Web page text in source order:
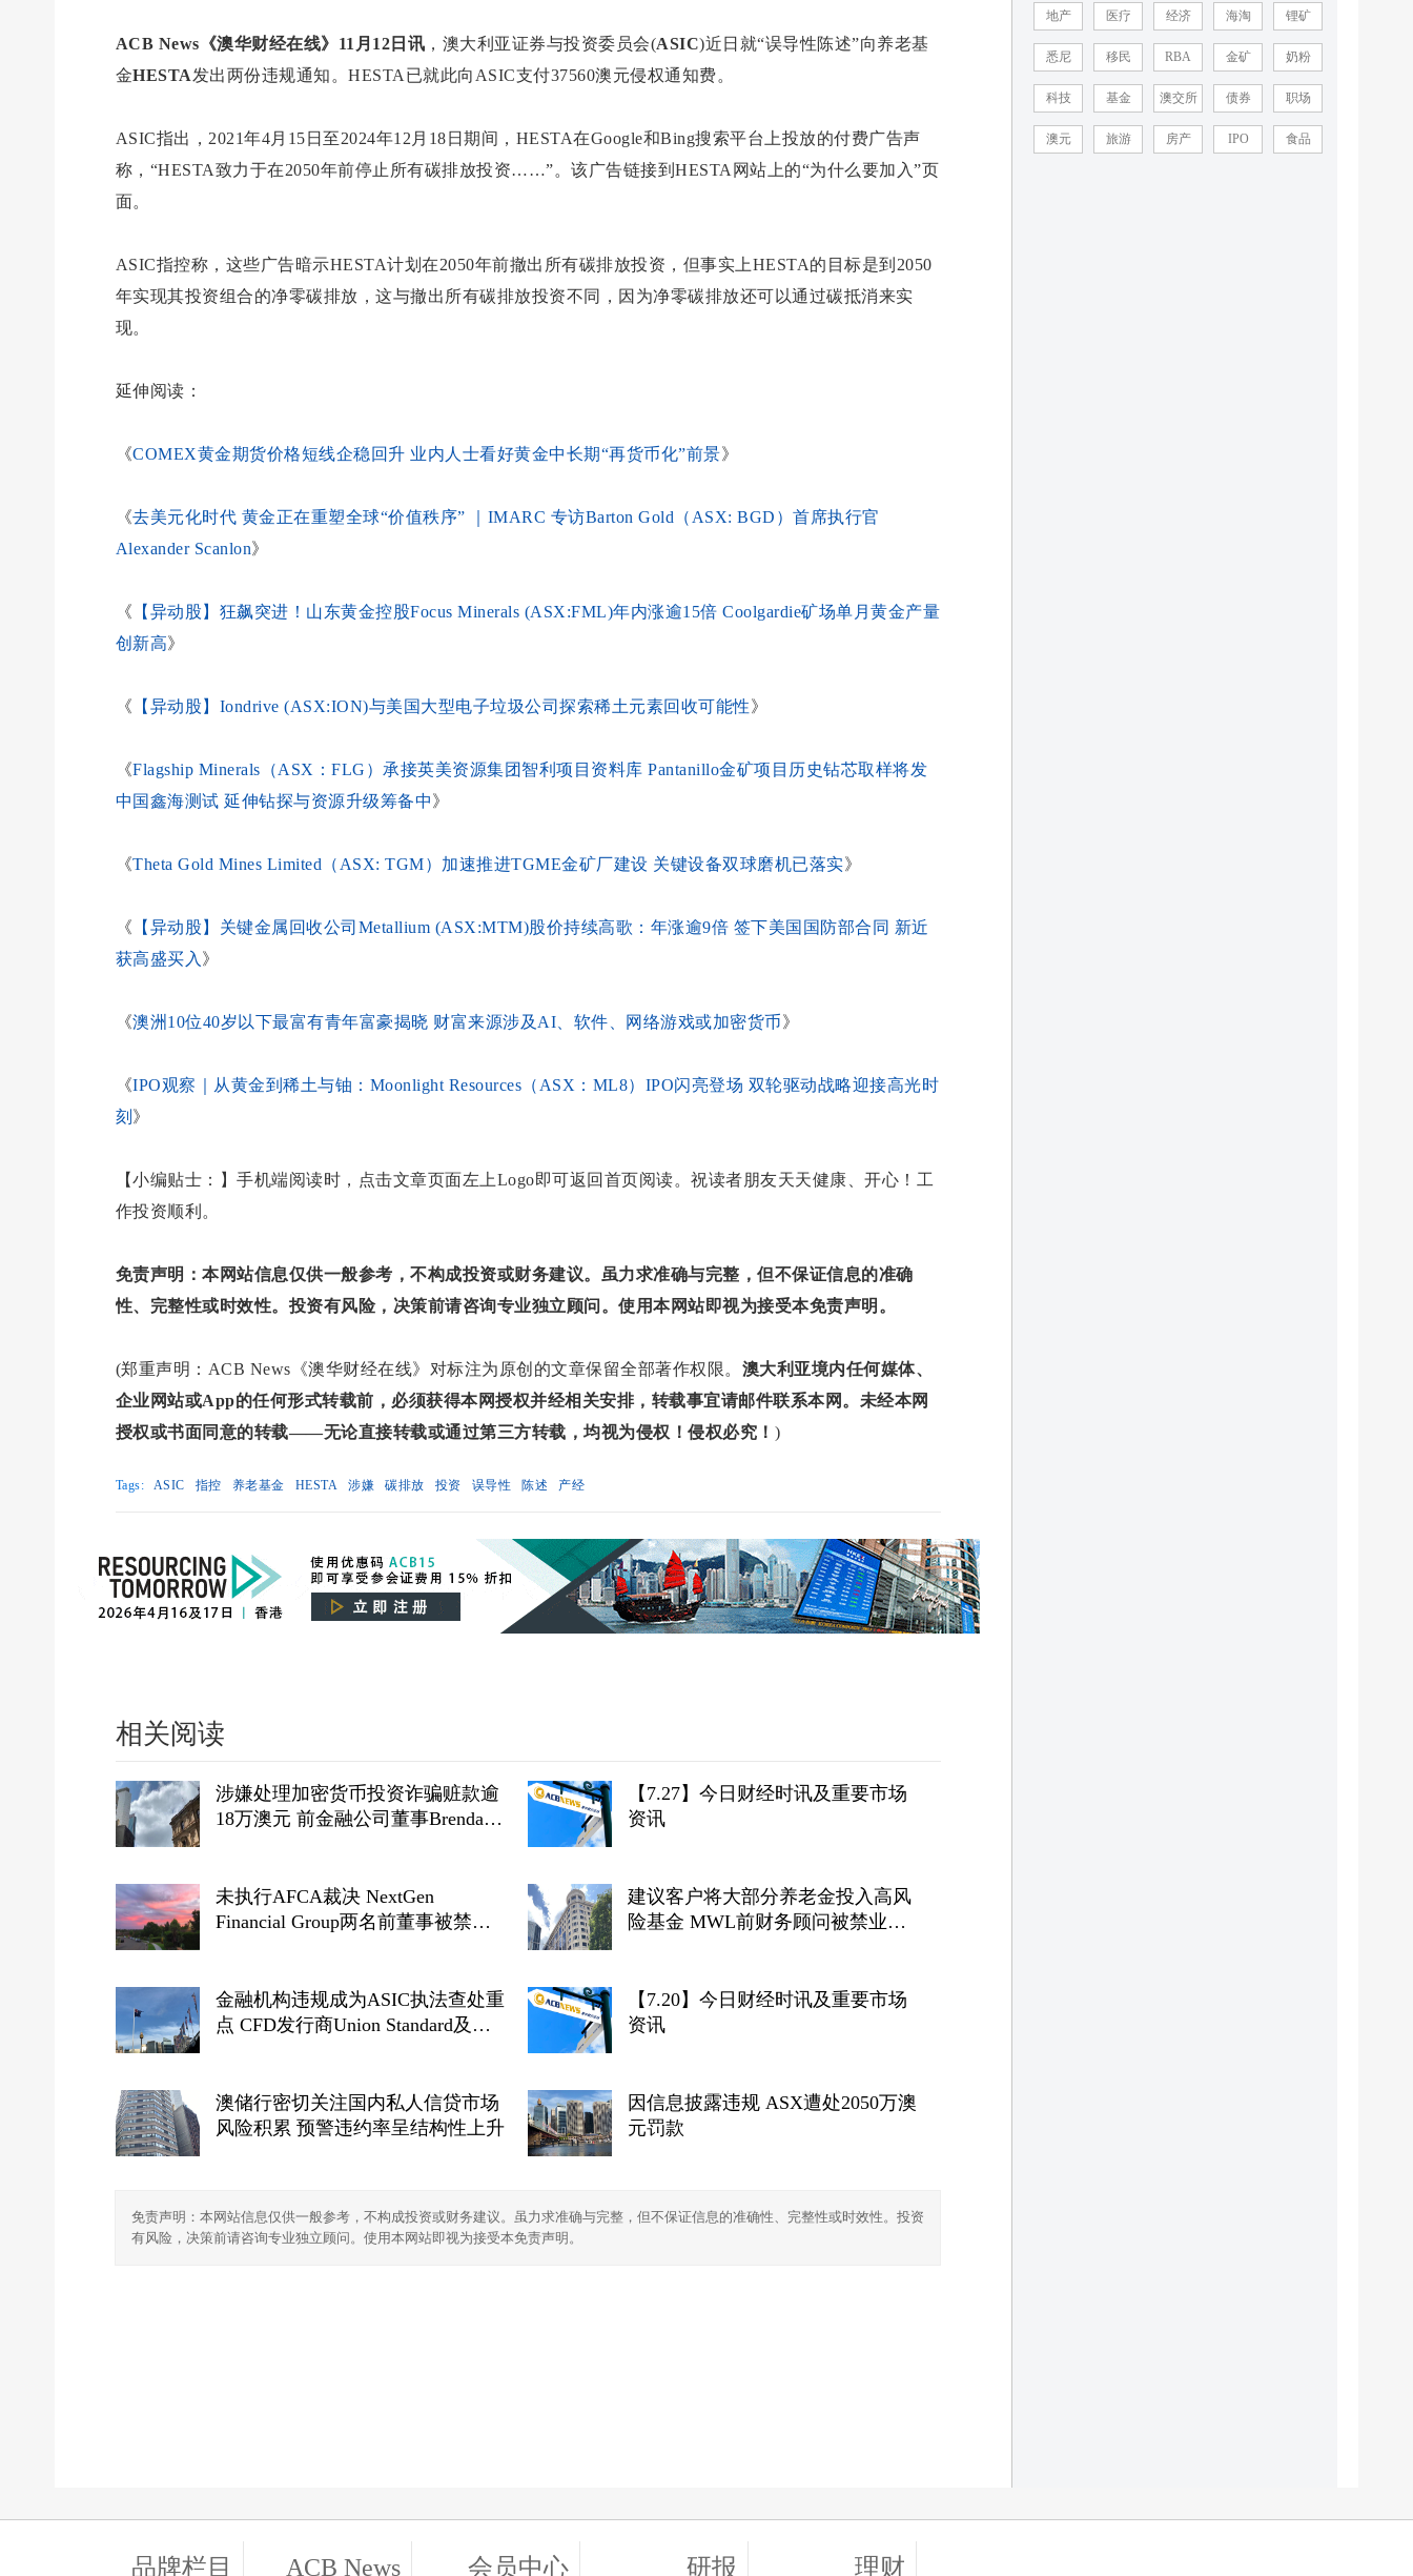
ACB News《澳华财经在线》11月12日讯 ，澳大利亚证券与投资委员会(ASIC)近日就“误导性陈述”向养老基
金HESTA发出两份违规通知。HESTA已就此向ASIC支付37560澳元侵权通知费。
ASIC指出，2021年4月15日至2024年12月18日期间，HESTA在Google和Bing搜索平台上投放的付费广告声
称，“HESTA致力于在2050年前停止所有碳排放投资……”。该广告链接到HESTA网站上的“为什么要加入”页
面。
ASIC指控称，这些广告暗示HESTA计划在2050年前撤出所有碳排放投资，但事实上HESTA的目标是到2050
年实现其投资组合的净零碳排放，这与撤出所有碳排放投资不同，因为净零碳排放还可以通过碳抵消来实
现。
延伸阅读：
《COMEX黄金期货价格短线企稳回升 业内人士看好黄金中长期“再货币化”前景》
《去美元化时代 黄金正在重塑全球“价值秩序” ｜IMARC 专访Barton Gold（ASX: BGD）首席执行官
Alexander Scanlon》
《 【异动股】狂飙突进！山东黄金控股Focus Minerals (ASX:FML)年内涨逾15倍 Coolgardie矿场单月黄金产量
创新高》
《 【异动股】Iondrive (ASX:ION)与美国大型电子垃圾公司探索稀土元素回收可能性》
《Flagship Minerals（ASX：FLG）承接英美资源集团智利项目资料库 Pantanillo金矿项目历史钻芯取样将发
中国鑫海测试 延伸钻探与资源升级筹备中》
《Theta Gold Mines Limited（ASX: TGM）加速推进TGME金矿厂建设 关键设备双球磨机已落实》
《 【异动股】关键金属回收公司Metallium (ASX:MTM)股价持续高歌：年涨逾9倍 签下美国国防部合同 新近
获高盛买入 》
《澳洲10位40岁以下最富有青年富豪揭晓 财富来源涉及AI、软件、网络游戏或加密货币》
《IPO观察｜从黄金到稀土与铀：Moonlight Resources（ASX：ML8）IPO闪亮登场 双轮驱动战略迎接高光时
刻 》
【小编贴士：】手机端阅读时，点击文章页面左上Logo即可返回首页阅读。祝读者朋友天天健康、开心！工
作投资顺利。
免责声明：本网站信息仅供一般参考，不构成投资或财务建议。虽力求准确与完整，但不保证信息的准确
性、完整性或时效性。投资有风险，决策前请咨询专业独立顾问。使用本网站即视为接受本免责声明。
(郑重声明：ACB News《澳华财经在线》对标注为原创的文章保留全部著作权限。 澳大利亚境内任何媒体、
企业网站或App的任何形式转载前，必须获得本网授权并经相关安排，转载事宜请邮件联系本网。未经本网
授权或书面同意的转载——无论直接转载或通过第三方转载，均视为侵权！侵权必究！ )
Tags: ASIC 指控 养老基金 HESTA 涉嫌 碳排放 投资 误导性 陈述 产经
相关阅读
涉嫌处理加密货币投资诈骗赃款逾
18万澳元 前金融公司董事Brendan
【7.27】今日财经时讯及重要市场
资讯
未执行AFCA裁决 NextGen
Financial Group两名前董事被禁业
建议客户将大部分养老金投入高风
险基金 MWL前财务顾问被禁业三
金融机构违规成为ASIC执法查处重
点 CFD发行商Union Standard及前
【7.20】今日财经时讯及重要市场
资讯
澳储行密切关注国内私人信贷市场
风险积累 预警违约率呈结构性上升
因信息披露违规 ASX遭处2050万澳
元罚款
免责声明：本网站信息仅供一般参考，不构成投资或财务建议。虽力求准确与完整，但不保证信息的准确性、完整性或时效性。投资
有风险，决策前请咨询专业独立顾问。使用本网站即视为接受本免责声明。
地产 医疗 经济 海淘 锂矿
悉尼 移民 RBA 金矿 奶粉
科技 基金 澳交所 债券 职场
澳元 旅游 房产 IPO 食品
品牌栏目 ACB News 会员中心 研报 理财